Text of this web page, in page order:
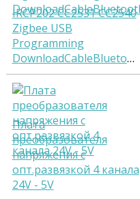
IRCP202 CC2531 CC2540
Zigbee USB
Programming
DownloadCableBluetooth4.0
Плата
преобразователя
напряжения с
опт.развязкой 4 канала
24V - 5V